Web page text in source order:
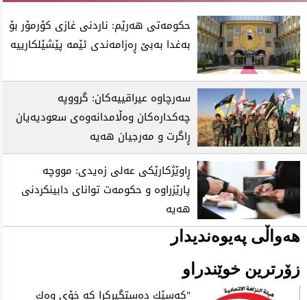
حکومەتی هەرێم: ناردنی غازی کۆرمۆر بۆ
بەغدا بەبێ ڕەزامەندی ئێمە پێشێلکارییە
سەرچاوە عیراقییەکان: گرووپە
چەکدارەکان وەڵامدانەوەی سعودیەیان
ڕاگرت و مەرجیان هەیە
ڕاوێژکارێکی عەلی زەیدی: مووچە
پارێزراوە و حکومەت توانای دابینکردنی
هەیە
هەواڵی پەیوەندیدار
زۆرترین خوێندراو
"كه‌سێك ده‌ستگیركرا كه‌ خۆی‌ وه‌ك